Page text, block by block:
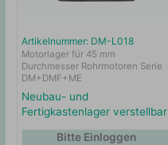
Artikelnummer: DM-L018
Motorlager für 45 mm
Durchmesser Rohrmotoren Serie
DM+DMF+ME
Neubau- und
Fertigkastenlager verstellbar
Bitte Einloggen